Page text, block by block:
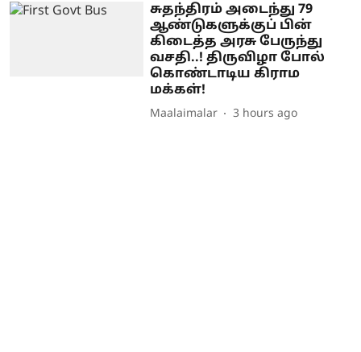
சுதந்திரம் அடைந்து 79
ஆண்டுகளுக்குப் பின்
கிடைத்த அரசு பேருந்து
வசதி..! திருவிழா போல்
கொண்டாடிய கிராம
மக்கள்!
Maalaimalar 3 hours ago